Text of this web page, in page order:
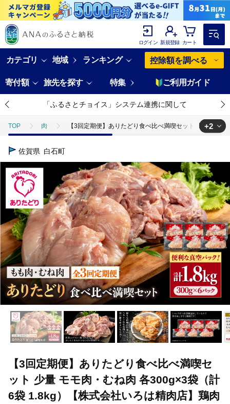
ログイン 新規登録 カート
カテゴリ 地域 ランキング 控除額を調べる
寄付額 旅先を探す 特集 ご利用ガイド
「ふるさとチョイス」システム連携に関して
TOP 肉 【3回定期便】ありたどり食べ比べ満喫セット 少量 モモ
TOP
ほかの鶏肉 【3回定期便】ありたどり
+2
佐賀県 白石町
【3回定期便】ありたどり食べ比べ満喫セ
ット 少量 モモ肉・むね肉 各300g×3袋（計
6袋 1.8kg）【株式会社いろは精肉店】鶏肉